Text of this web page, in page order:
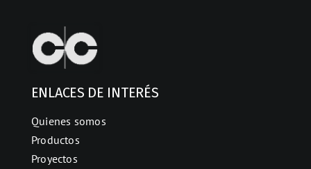
ENLACES DE INTERÉS
Quienes somos
Productos
Proyectos